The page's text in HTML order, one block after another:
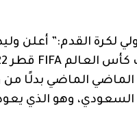
لكرة القدم:” أعلن
المغربي 31 غشت الماضي
السعودي، وهو الذي